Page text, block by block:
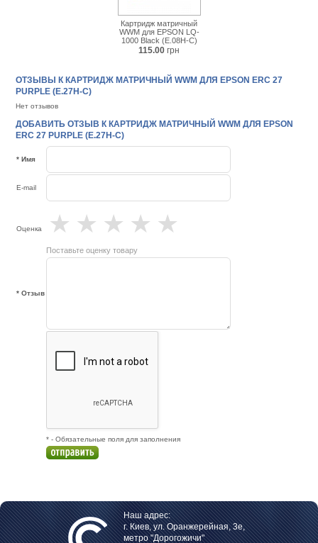
Картридж матричный
WWM для EPSON LQ-
1000 Black (E.08H-C)
115.00 грн
ОТЗЫВЫ К КАРТРИДЖ МАТРИЧНЫЙ WWM ДЛЯ EPSON ERC 27
PURPLE (E.27H-C)
Нет отзывов
ДОБАВИТЬ ОТЗЫВ К КАРТРИДЖ МАТРИЧНЫЙ WWM ДЛЯ EPSON
ERC 27 PURPLE (E.27H-C)
* Имя
E-mail
Оценка ★
★
★
★
★
Поставьте оценку товару
* Отзыв
* - Обязательные поля для заполнения
Наш адрес:
г. Киев, ул. Оранжерейная, 3е,
метро "Дорогожичи"